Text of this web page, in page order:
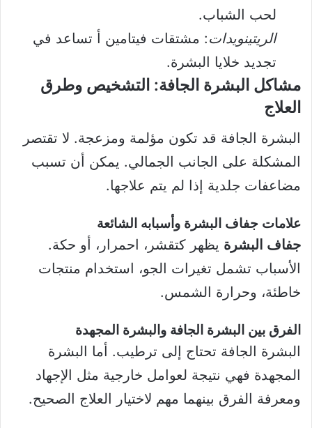
لحب الشباب.
الريتينويدات: مشتقات فيتامين أ تساعد في
تجديد خلايا البشرة.
مشاكل البشرة الجافة: التشخيص وطرق
العلاج
البشرة الجافة قد تكون مؤلمة ومزعجة. لا تقتصر
المشكلة على الجانب الجمالي. يمكن أن تسبب
مضاعفات جلدية إذا لم يتم علاجها.
علامات جفاف البشرة وأسبابه الشائعة
جفاف البشرة يظهر كتقشر، احمرار، أو حكة.
الأسباب تشمل تغيرات الجو، استخدام منتجات
خاطئة، وحرارة الشمس.
الفرق بين البشرة الجافة والبشرة المجهدة
البشرة الجافة تحتاج إلى ترطيب. أما البشرة
المجهدة فهي نتيجة لعوامل خارجية مثل الإجهاد
ومعرفة الفرق بينهما مهم لاختيار العلاج الصحيح.